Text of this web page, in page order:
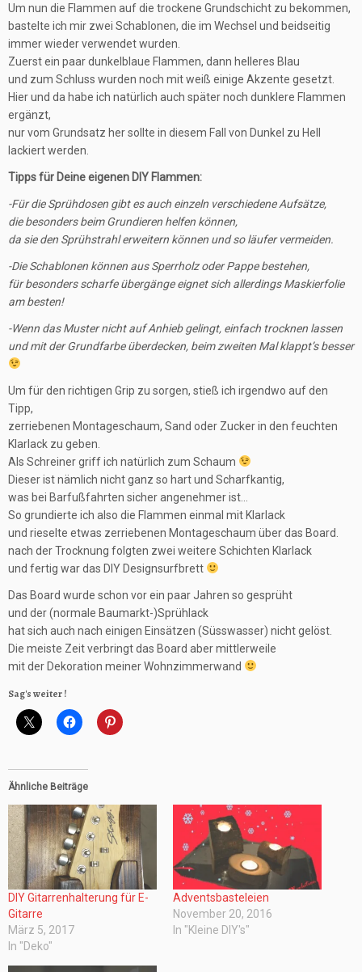
Um nun die Flammen auf die trockene Grundschicht zu bekommen,
bastelte ich mir zwei Schablonen, die im Wechsel und beidseitig
immer wieder verwendet wurden.
Zuerst ein paar dunkelblaue Flammen, dann helleres Blau
und zum Schluss wurden noch mit weiß einige Akzente gesetzt.
Hier und da habe ich natürlich auch später noch dunklere Flammen
ergänzt,
nur vom Grundsatz her sollte in diesem Fall von Dunkel zu Hell
lackiert werden.
Tipps für Deine eigenen DIY Flammen:
-Für die Sprühdosen gibt es auch einzeln verschiedene Aufsätze,
die besonders beim Grundieren helfen können,
da sie den Sprühstrahl erweitern können und so läufer vermeiden.
-Die Schablonen können aus Sperrholz oder Pappe bestehen,
für besonders scharfe übergänge eignet sich allerdings Maskierfolie
am besten!
-Wenn das Muster nicht auf Anhieb gelingt, einfach trocknen lassen
und mit der Grundfarbe überdecken, beim zweiten Mal klappt’s besser
Um für den richtigen Grip zu sorgen, stieß ich irgendwo auf den
Tipp,
zerriebenen Montageschaum, Sand oder Zucker in den feuchten
Klarlack zu geben.
Als Schreiner griff ich natürlich zum Schaum
Dieser ist nämlich nicht ganz so hart und Scharfkantig,
was bei Barfußfahrten sicher angenehmer ist…
So grundierte ich also die Flammen einmal mit Klarlack
und rieselte etwas zerriebenen Montageschaum über das Board.
nach der Trocknung folgten zwei weitere Schichten Klarlack
und fertig war das DIY Designsurfbrett
Das Board wurde schon vor ein paar Jahren so gesprüht
und der (normale Baumarkt-)Sprühlack
hat sich auch nach einigen Einsätzen (Süsswasser) nicht gelöst.
Die meiste Zeit verbringt das Board aber mittlerweile
mit der Dekoration meiner Wohnzimmerwand
Sag's weiter !
Ähnliche Beiträge
DIY Gitarrenhalterung für E-
Gitarre
März 5, 2017
In "Deko"
Adventsbasteleien
November 20, 2016
In "Kleine DIY's"